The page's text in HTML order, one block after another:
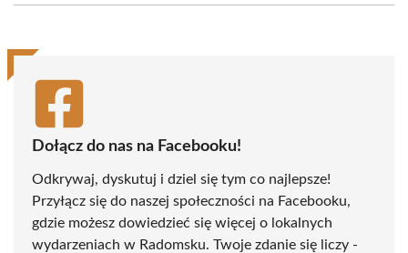
(Twitter)
Dołącz do nas na Facebooku!
Odkrywaj, dyskutuj i dziel się tym co najlepsze!
Przyłącz się do naszej społeczności na Facebooku,
gdzie możesz dowiedzieć się więcej o lokalnych
wydarzeniach w Radomsku. Twoje zdanie się liczy -